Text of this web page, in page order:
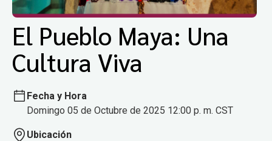
El Pueblo Maya: Una
Cultura Viva
Fecha y Hora
Domingo 05 de Octubre de 2025 12:00 p. m. CST
Ubicación